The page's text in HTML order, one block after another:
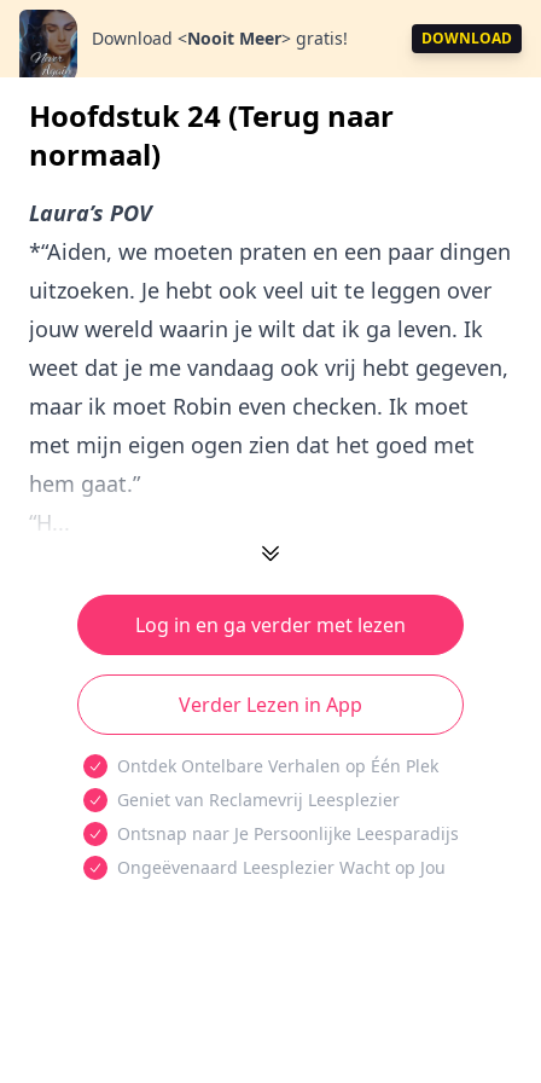
Download <Nooit Meer> gratis! DOWNLOAD
Hoofdstuk 24 (Terug naar
normaal)
Laura’s POV
*“Aiden, we moeten praten en een paar dingen
uitzoeken. Je hebt ook veel uit te leggen over
jouw wereld waarin je wilt dat ik ga leven. Ik
weet dat je me vandaag ook vrij hebt gegeven,
maar ik moet Robin even checken. Ik moet
met mijn eigen ogen zien dat het goed met
hem gaat.”
“H...
Log in en ga verder met lezen
Verder Lezen in App
Ontdek Ontelbare Verhalen op Één Plek
Geniet van Reclamevrij Leesplezier
Ontsnap naar Je Persoonlijke Leesparadijs
Ongeëvenaard Leesplezier Wacht op Jou